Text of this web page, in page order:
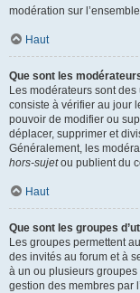
modération sur
Haut
Que sont les
Les modérateurs sont
consiste à vérifier au jour
pouvoir de modifier ou
déplacer, supprimer et
Généralement, les
hors-sujetou publient du
Haut
Que sont les groupes
Les groupes permettent
des invités au forum et à
à un ou plusieurs
gestion des membres par